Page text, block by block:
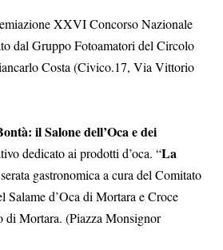
XXVI Concorso Nazionale
dal Gruppo Fotoamatori del Circolo
Costa (Civico.17, Via Vittorio
il Salone dell’Oca e dei
dedicato ai prodotti d’oca. “La
gastronomica a cura del Comitato
Salame d’Oca di Mortara e Croce
di Mortara. (Piazza Monsignor